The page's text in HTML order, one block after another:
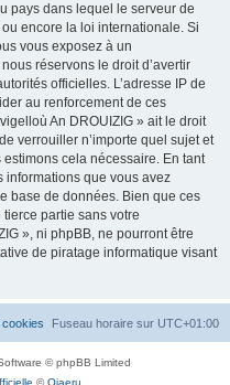
pays dans lequel le serveur de
encore la loi internationale. Si
vous exposez à un
réservons le droit d’avertir
officielles. L’adresse IP de
au renforcement de ces
An DROUIZIG » ait le droit
verrouiller n’importe quel sujet et
cela nécessaire. En tant
informations que vous avez
base de données. Bien que ces
partie sans votre
», ni phpBB, ne pourront être
de piratage informatique visant
Fuseau horaire sur UTC+01:00
© phpBB Limited
©Qiaeru